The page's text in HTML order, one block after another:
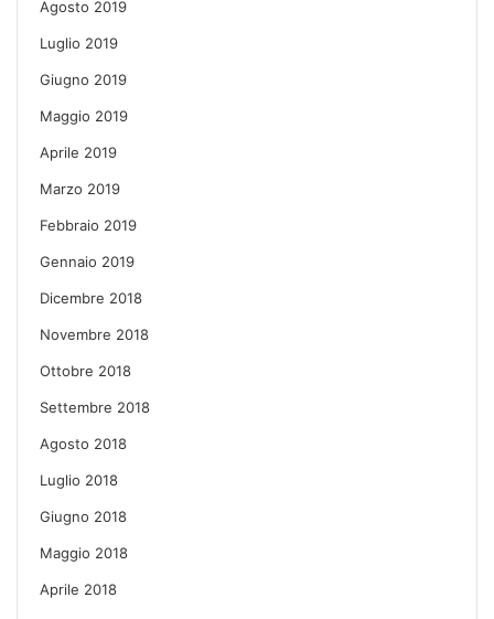
Agosto 2019
Luglio 2019
Giugno 2019
Maggio 2019
Aprile 2019
Marzo 2019
Febbraio 2019
Gennaio 2019
Dicembre 2018
Novembre 2018
Ottobre 2018
Settembre 2018
Agosto 2018
Luglio 2018
Giugno 2018
Maggio 2018
Aprile 2018